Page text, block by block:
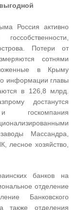
Россия активно
Потери от
сотнями
в Крыму
информации главы
в 126,8 млрд.
достанутся
госкомпания
Массандра,
лесное хозяйство,
банков на
отделение
Банковского
также отделения